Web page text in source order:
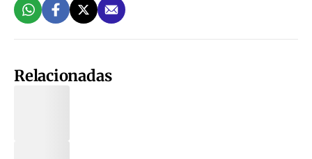
Relacionadas